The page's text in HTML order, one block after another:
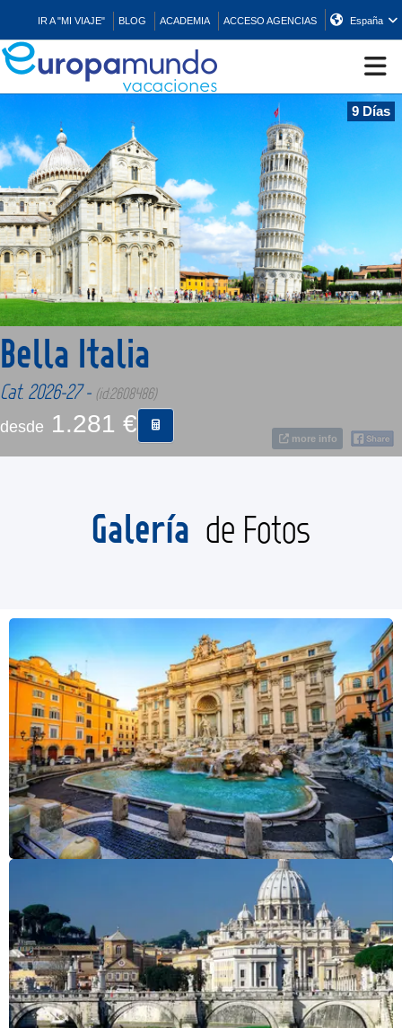
IR A "MI VIAJE" BLOG ACADEMIA ACCESO AGENCIAS España
EUROPA
ASIA
ORIENTE
9 Días
more info
Bella Italia
Cat. 2026-27 - (id:2608486)
desde 1.281 €
Galería de Fotos